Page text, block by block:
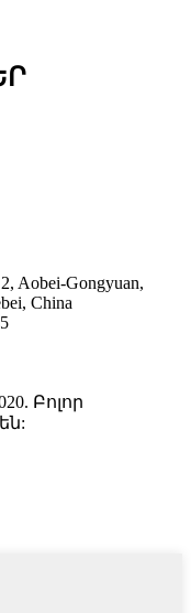
Aobei-Gongyuan,
China
Բոլոր